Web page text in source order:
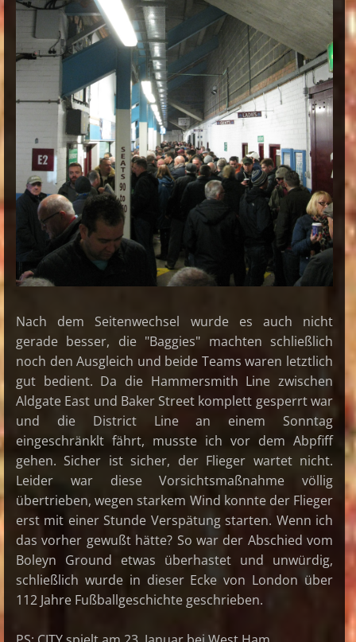
Nach dem Seitenwechsel wurde es auch nicht
gerade besser, die "Baggies" machten schließlich
noch den Ausgleich und beide Teams waren letztlich
gut bedient. Da die Hammersmith Line zwischen
Aldgate East und Baker Street komplett gesperrt war
und die District Line an einem Sonntag
eingeschränklt fährt, musste ich vor dem Abpfiff
gehen. Sicher ist sicher, der Flieger wartet nicht.
Leider war diese Vorsichtsmaßnahme völlig
übertrieben, wegen starkem Wind konnte der Flieger
erst mit einer Stunde Verspätung starten. Wenn ich
das vorher gewußt hätte? So war der Abschied vom
Boleyn Ground etwas überhastet und unwürdig,
schließlich wurde in dieser Ecke von London über
112 Jahre Fußballgeschichte geschrieben.